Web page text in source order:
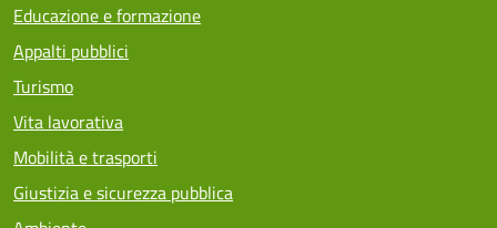
Educazione e formazione
Appalti pubblici
Turismo
Vita lavorativa
Mobilità e trasporti
Giustizia e sicurezza pubblica